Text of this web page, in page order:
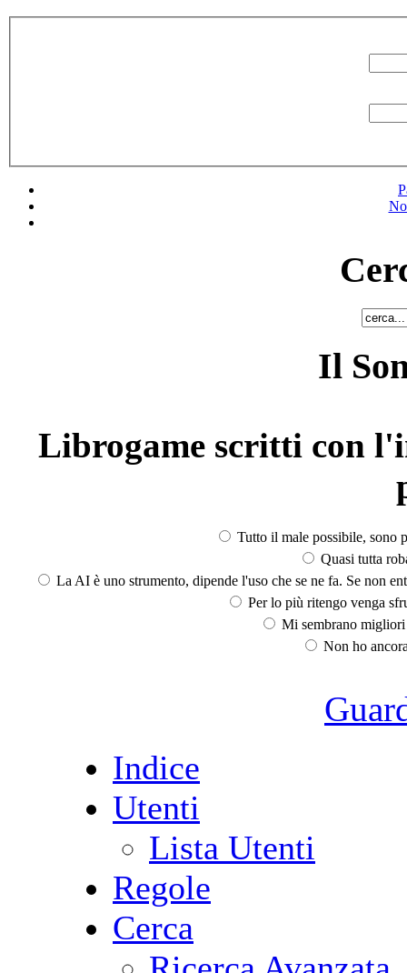
Il
Librogame scritti con
Tutto il male possibile, sono
Quasi tutta
La AI è uno strumento, dipende l'uso che se ne fa. Se non
Per lo più ritengo venga
Mi sembrano
Non ho
Indice
Utenti
Lista Utenti
Regole
Cerca